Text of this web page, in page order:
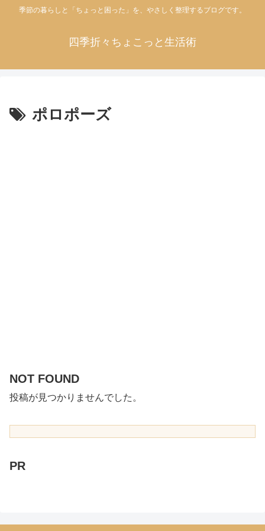
季節の暮らしと「ちょっと困った」を、やさしく整理するブログです。
四季折々ちょこっと生活術
ポロポーズ
NOT FOUND
投稿が見つかりませんでした。
PR